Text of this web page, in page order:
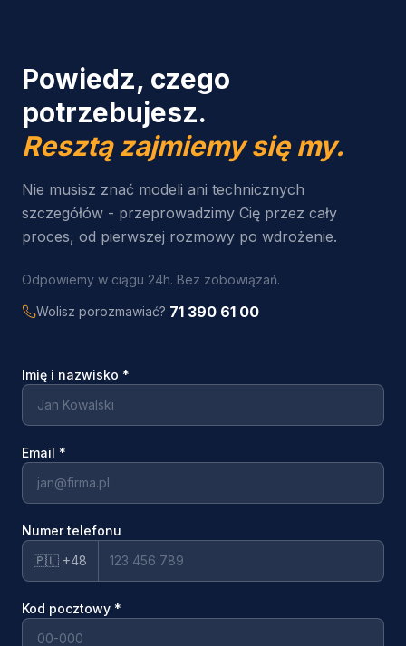
Powiedz, czego
potrzebujesz.
Resztą zajmiemy się my.
Nie musisz znać modeli ani technicznych
szczegółów - przeprowadzimy Cię przez cały
proces, od pierwszej rozmowy po wdrożenie.
Odpowiemy w ciągu 24h. Bez zobowiązań.
Wolisz porozmawiać? 71 390 61 00
Imię i nazwisko *
Email *
Numer telefonu
🇵🇱 +48
Kod pocztowy *